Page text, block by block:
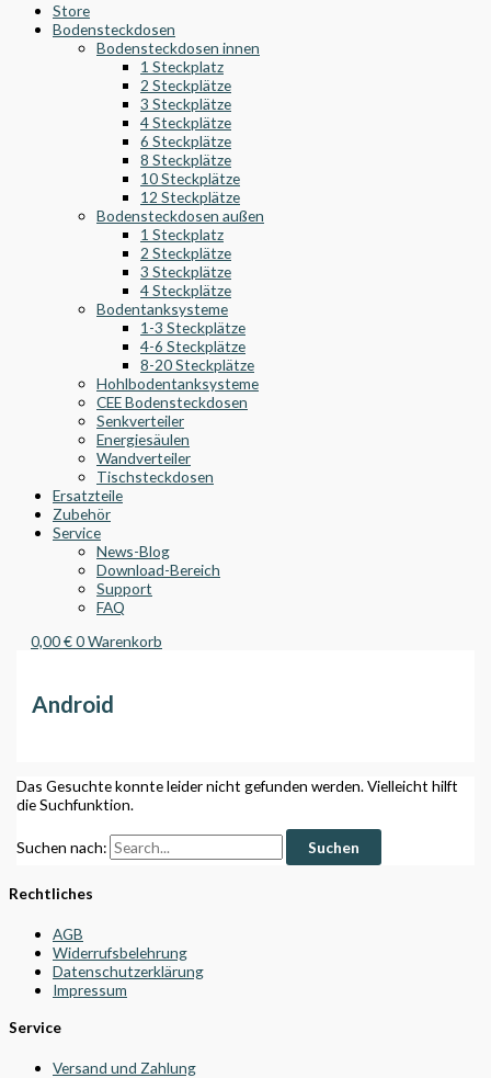
Store
Bodensteckdosen
Bodensteckdosen innen
1 Steckplatz
2 Steckplätze
3 Steckplätze
4 Steckplätze
6 Steckplätze
8 Steckplätze
10 Steckplätze
12 Steckplätze
Bodensteckdosen außen
1 Steckplatz
2 Steckplätze
3 Steckplätze
4 Steckplätze
Bodentanksysteme
1-3 Steckplätze
4-6 Steckplätze
8-20 Steckplätze
Hohlbodentanksysteme
CEE Bodensteckdosen
Senkverteiler
Energiesäulen
Wandverteiler
Tischsteckdosen
Ersatzteile
Zubehör
Service
News-Blog
Download-Bereich
Support
FAQ
0,00€0Warenkorb
Android
Das Gesuchte konnte leider nicht gefunden werden. Vielleicht hilft
die Suchfunktion.
Suchen nach:
Rechtliches
AGB
Widerrufsbelehrung
Datenschutzerklärung
Impressum
Service
Versand und Zahlung